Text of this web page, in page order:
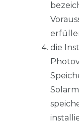
die